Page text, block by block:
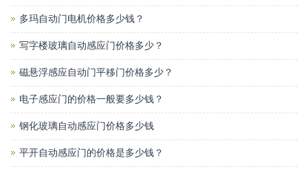
多玛自动门电机价格多少钱？
写字楼玻璃自动感应门价格多少？
磁悬浮感应自动门平移门价格多少？
电子感应门的价格一般要多少钱？
钢化玻璃自动感应门价格多少钱
平开自动感应门的价格是多少钱？